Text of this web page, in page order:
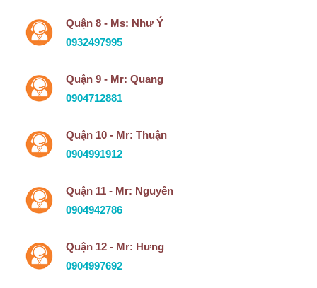
Quận 8 - Ms: Như Ý
0932497995
Quận 9 - Mr: Quang
0904712881
Quận 10 - Mr: Thuận
0904991912
Quận 11 - Mr: Nguyên
0904942786
Quận 12 - Mr: Hưng
0904997692